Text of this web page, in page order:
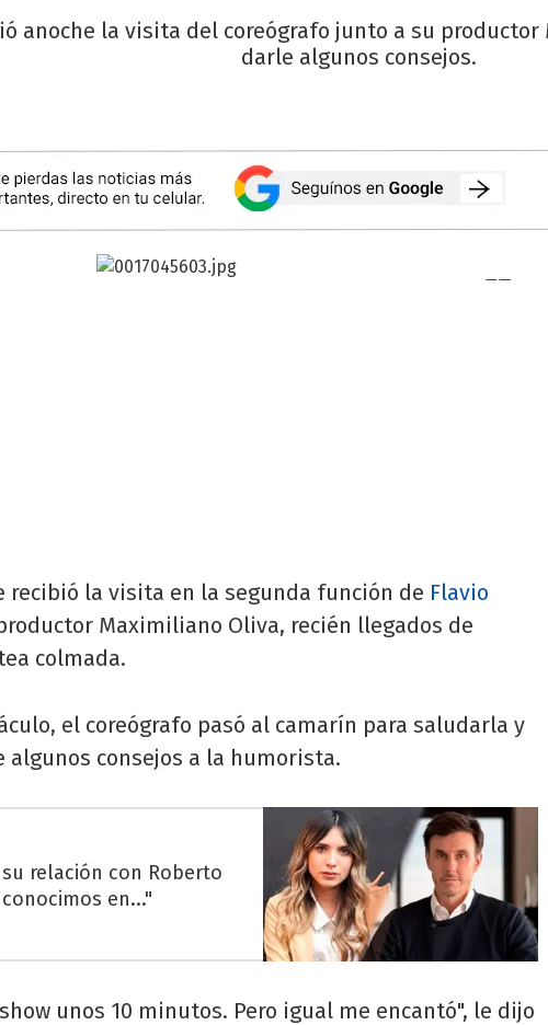
anoche la visita del coreógrafo junto a su
darle algunos consejos.
recibió la visita en la segunda función de Flavio
Maximiliano Oliva, recién llegados de
colmada.
el coreógrafo pasó al camarín para saludarla y
algunos consejos a la humorista.
relación con Roberto
en..."
unos 10 minutos. Pero igual me encantó", le dijo